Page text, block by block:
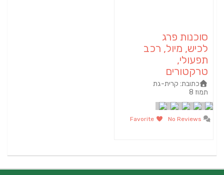
סוכנות פרג
לכיש, מיול, רכב
תפעולי,
טרקטורים
כתובת:קרית-גת
תמוז 8‏
No Reviews
Favorite